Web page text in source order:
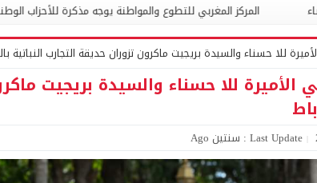
للتطوع والمواطنة يوجه مذكرة للأحزاب الوطنية من أجل إدماج التطوع
للا حسناء والسيدة بريجيت ماكرون تزوران حديقة التجارب النباتية
الأميرة للا حسناء والسيدة بريجيت
Last Update : سنتين Ago